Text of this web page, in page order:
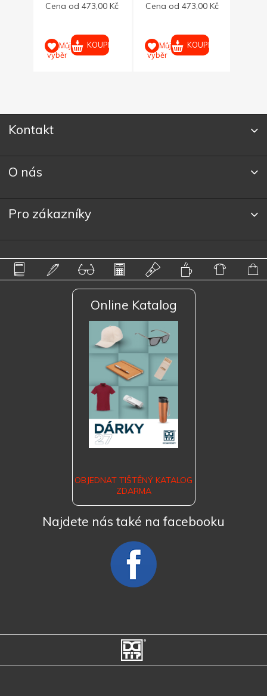
Cena od 473,00 Kč
Můj
výběr
KOUPIT
Cena od 473,00 Kč
Můj
výběr
KOUPIT
Kontakt
O nás
Pro zákazníky
Online Katalog
OBJEDNAT TIŠTĚNÝ KATALOG
ZDARMA
Najdete nás také na facebooku